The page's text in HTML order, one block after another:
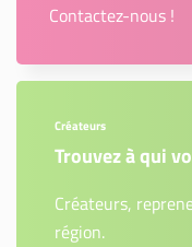
Contactez-nous !
Créateurs
Trouvez à qui
Créateurs,
région.